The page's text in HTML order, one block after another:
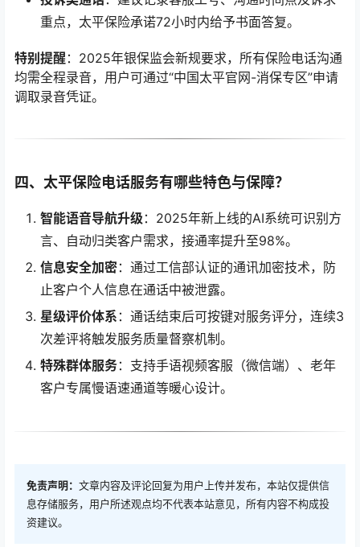
重点，太平保险承诺72小时内给予书面答复。
特别提醒：2025年银保监会新规要求，所有保险电话沟通
均需全程录音，用户可通过“中国太平官网-消保专区”申请
调取录音凭证。
四、太平保险电话服务有哪些特色与保障？
智能语音导航升级 ：2025年新上线的AI系统可识别方
言、自动归类客户需求，接通率提升至98%。
信息安全加密：通过工信部认证的通讯加密技术，防
止客户个人信息在通话中被泄露。
星级评价体系 ：通话结束后可按键对服务评分，连续3
次差评将触发服务质量督察机制。
特殊群体服务：支持手语视频客服（微信端）、老年
客户专属慢语速通道等暖心设计。
免责声明： 文章内容及评论回复为用户上传并发布，本站仅提供信
息存储服务，用户所述观点均不代表本站意见，所有内容不构成投
资建议。